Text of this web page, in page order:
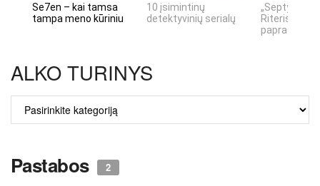
Se7en – kai tamsa
tampa meno kūriniu
10 įsimintinų
detektyvinių serialų
„Septynių
Riteris" – kai
ALKO TURINYS
TURINYS
Pastabos 2